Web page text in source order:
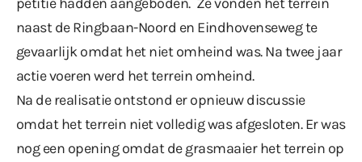
naast de Ringbaan-Noord en Eindhovenseweg te
gevaarlijk omdat het niet omheind was. Na twee jaar
actie voeren werd het terrein omheind.
Na de realisatie ontstond er opnieuw discussie
omdat het terrein niet volledig was afgesloten. Er was
nog een opening omdat de grasmaaier het terrein op